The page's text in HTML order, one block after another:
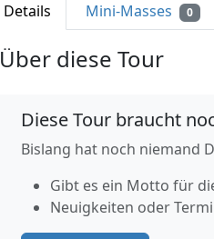
Details Mini-Masses 0
Über diese Tour
Diese Tour braucht
Bislang hat noch niemand
Gibt es ein Motto für
Neuigkeiten oder